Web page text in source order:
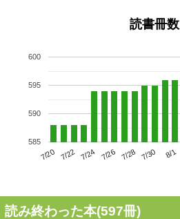
読書冊数
7/20 7/22 7/24 7/26 7/28 7/30 8/1
585
590
595
600
読み終わった本(597冊)